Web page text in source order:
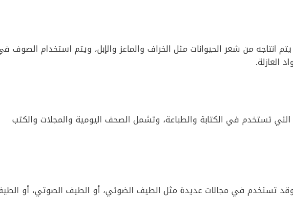
انتاجه من شعر الحيوانات مثل الخراف والماعز والإبل، ويتم استخدام الصوف
العازلة.
تستخدم في الكتابة والطباعة، وتشمل الصحف اليومية والمجلات والكتب
تستخدم في مجالات عديدة مثل الطيف الضوئي، أو الطيف الصوتي، أو